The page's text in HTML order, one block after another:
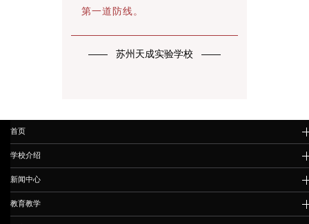
第一道防线。
—— 苏州天成实验学校 ——
首页
学校介绍
新闻中心
教育教学